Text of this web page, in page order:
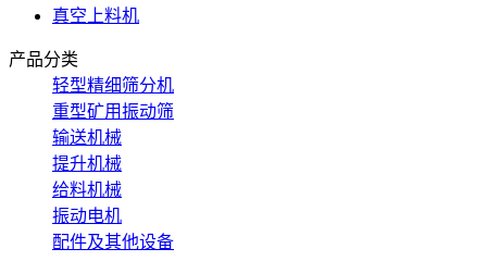
真空上料机
产品分类
轻型精细筛分机
重型矿用振动筛
输送机械
提升机械
给料机械
振动电机
配件及其他设备